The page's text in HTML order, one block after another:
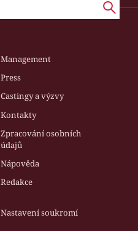
Management
Press
Castingy a výzvy
Kontakty
Zpracování osobních
údajů
Nápověda
Redakce
Nastavení soukromí